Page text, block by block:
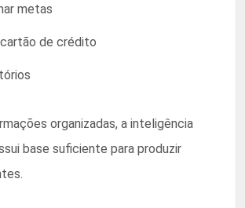
metas
de crédito
organizadas, a inteligência
base suficiente para produzir